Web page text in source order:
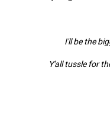
I'll be the
Y'all tussle for